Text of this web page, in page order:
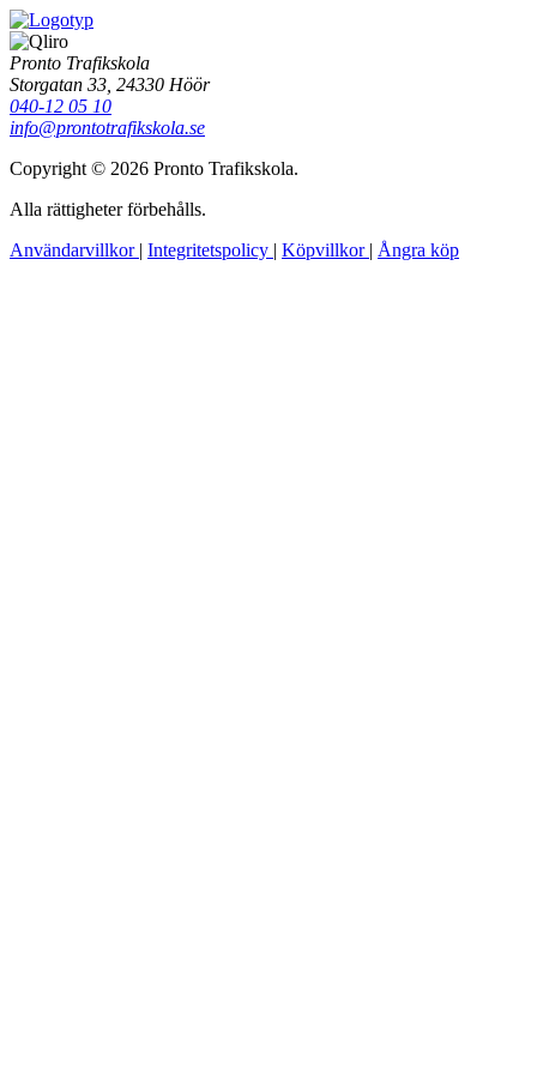
Pronto Trafikskola
Storgatan 33, 24330 Höör
040-12 05 10
info@prontotrafikskola.se
Copyright © 2026 Pronto Trafikskola.
Alla rättigheter förbehålls.
Användarvillkor | Integritetspolicy | Köpvillkor | Ångra köp